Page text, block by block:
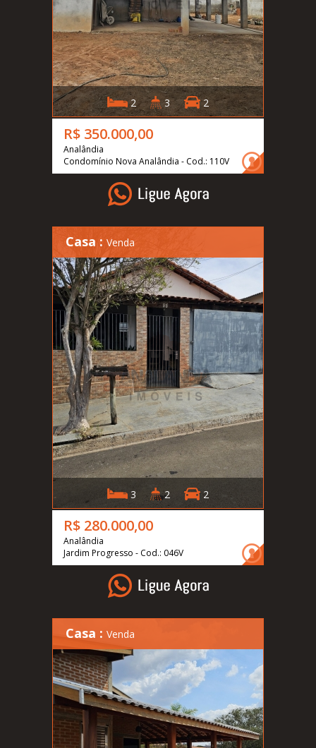
2 3 2
R$ 350.000,00
Analândia
Condomínio Nova Analândia - Cod.: 110V
Casa : Venda
3 2 2
R$ 280.000,00
Analândia
Jardim Progresso - Cod.: 046V
Casa : Venda